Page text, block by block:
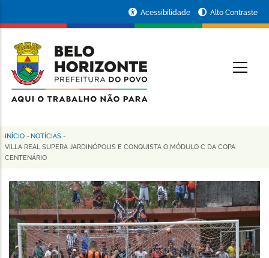
conteúdo
principal
da
Prefeitura
de
Horizonte
Acessibilidade Alto Contraste
Trilha
de
navegação
INÍCIO - NOTÍCIAS -
VILLA REAL SUPERA JARDINÓPOLIS E CONQUISTA O MÓDULO C DA COPA
CENTENÁRIO